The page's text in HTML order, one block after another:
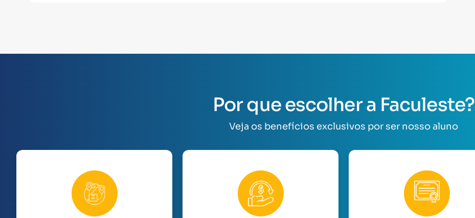
Por que escolher a Faculeste?
Veja os benefícios exclusivos por ser nosso aluno